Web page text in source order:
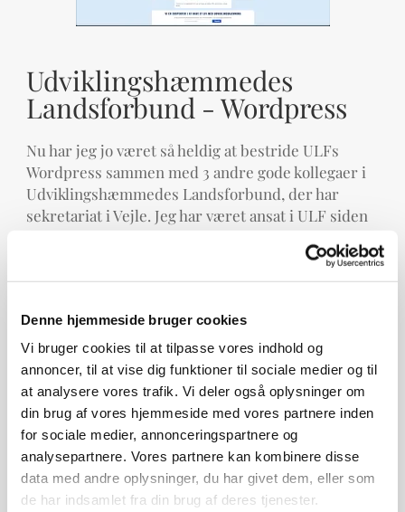
Denne hjemmeside bruger cookies
Vi bruger cookies til at tilpasse vores indhold og
annoncer, til at vise dig funktioner til sociale medier og til
at analysere vores trafik. Vi deler også oplysninger om
din brug af vores hjemmeside med vores partnere inden
for sociale medier, annonceringspartnere og
analysepartnere. Vores partnere kan kombinere disse
data med andre oplysninger, du har givet dem, eller som
de har indsamlet fra din brug af deres tjenester.
Udviklingshæmmedes
Landsforbund - Wordpress
Nu har jeg jo været så heldig at bestride ULFs
Wordpress sammen med 3 andre gode kollegaer i
Udviklingshæmmedes Landsforbund, der har
sekretariat i Vejle. Jeg har været ansat i ULF siden